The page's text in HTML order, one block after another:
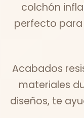
colchón
perfecto
Acabados
materiales
diseños, te